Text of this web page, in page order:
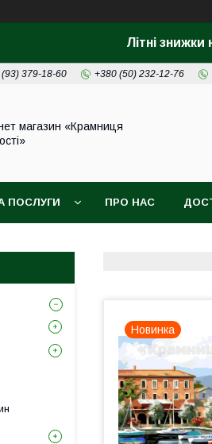
Літні
379-18-60 +380 (50) 232-12-76
магазин «Крамниця
ПОСЛУГИ ПРО НАС
Новинка